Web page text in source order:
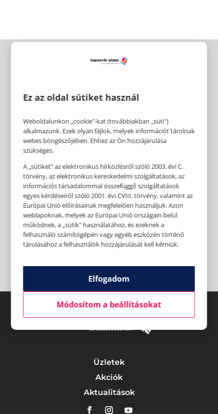
Üzletek
Akciók
Aktualitások
Ez az oldal sütiket használ
Weboldalunkon „cookie"-kat (továbbiakban „süti")
alkalmazunk. Ezek olyan fájlok, melyek információt tárolnak
webes böngészőjében. Ehhez az Ön hozzájárulása
szükséges.
A „sütiket" az elektronikus hírközlésről szóló 2003. évi C.
törvény, az elektronikus kereskedelmi szolgáltatások, az
információs társadalommal összefüggő szolgáltatások
egyes kérdéseiről szóló 2001. évi CVIII. törvény, valamint az
Európai Unió előírásainak megfelelően használjuk. Azon
weblapoknak, melyek az Európai Unió országain belül
működnek, a „sütik" használatához, és ezeknek a
felhasználó számítógépén vagy egyéb eszközén történő
tárolásához a felhasználók hozzájárulását kell kérniük.
Elfogadom
Módosítom a beállításokat